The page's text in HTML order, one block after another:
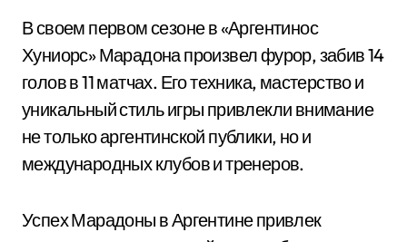
В своем первом сезоне в «Аргентинос
Хуниорс» Марадона произвел фурор, забив 14
голов в 11 матчах. Его техника, мастерство и
уникальный стиль игры привлекли внимание
не только аргентинской публики, но и
международных клубов и тренеров.
Успех Марадоны в Аргентине привлек